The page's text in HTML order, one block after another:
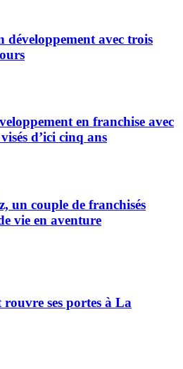
développement avec trois
en franchise avec
d’ici cinq ans
un couple de franchisés
vie en aventure
ses portes à La